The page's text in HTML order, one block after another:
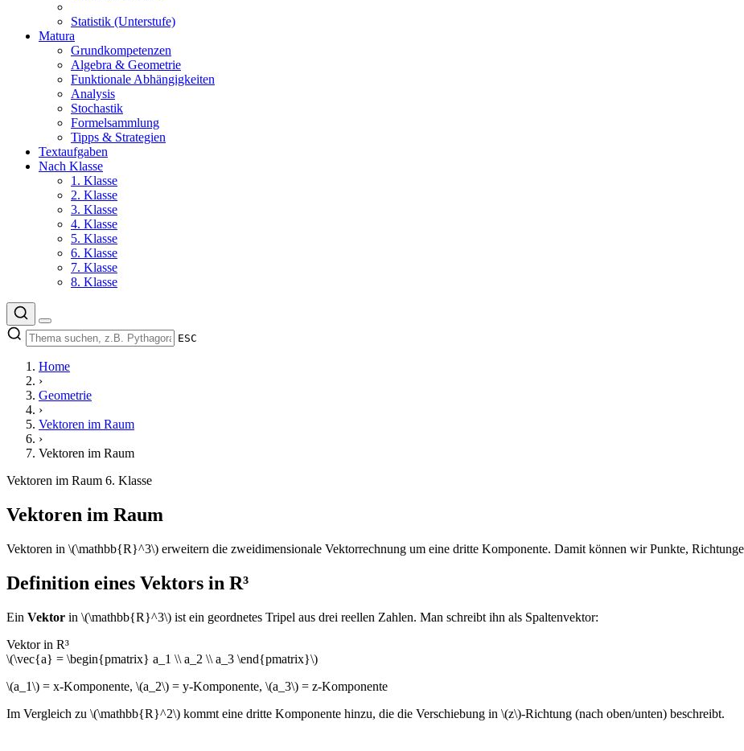
Statistik (Unterstufe)
Matura
Grundkompetenzen
Algebra & Geometrie
Funktionale Abhängigkeiten
Analysis
Stochastik
Formelsammlung
Tipps & Strategien
Textaufgaben
Nach Klasse
1. Klasse
2. Klasse
3. Klasse
4. Klasse
5. Klasse
6. Klasse
7. Klasse
8. Klasse
ESC
Home
›
Geometrie
›
Vektoren im Raum
›
Vektoren im Raum
Vektoren im Raum 6. Klasse
Vektoren im Raum
Vektoren in \(\mathbb{R}^3\) erweitern die zweidimensionale Vektorrechnung um eine dritte Komponente. Damit können wir Punkte,
Definition eines Vektors in R³
Ein Vektor in \(\mathbb{R}^3\) ist ein geordnetes Tripel aus drei reellen Zahlen. Man schreibt ihn als Spaltenvektor:
Vektor in R³
\(\vec{a} = \begin{pmatrix} a_1 \\ a_2 \\ a_3 \end{pmatrix}\)
\(a_1\) = x-Komponente, \(a_2\) = y-Komponente, \(a_3\) = z-Komponente
Im Vergleich zu \(\mathbb{R}^2\) kommt eine dritte Komponente hinzu, die die Verschiebung in \(z\)-Richtung (nach oben/unten) beschreibt.